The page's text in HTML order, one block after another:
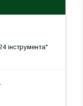
інструмента"